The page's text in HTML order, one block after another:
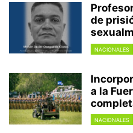
de
NACIONALES
a la
NACIONALES